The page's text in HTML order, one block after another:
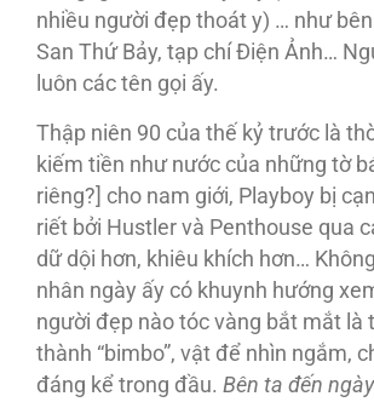
nhiều người đẹp thoát y) … như
San Thứ Bảy, tạp chí Điện Ảnh…
luôn các tên gọi ấy.
Thập niên 90 của thế kỷ trước là
kiếm tiền như nước của những tờ
riêng?] cho nam giới, Playboy bị
riết bởi Hustler và Penthouse qua
dữ dội hơn, khiêu khích hơn…
nhân ngày ấy có khuynh hướng
người đẹp nào tóc vàng bắt mắt là
thành “bimbo”, vật để nhìn ngắm,
đáng kể trong đầu. Bên ta đến